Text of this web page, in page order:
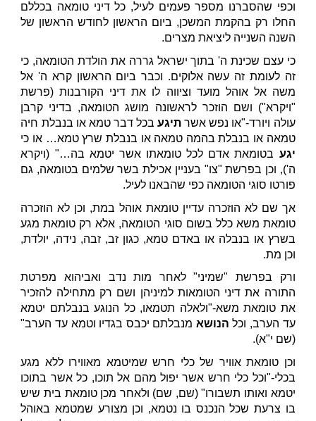
וכפי שהסברנו מספר פעמים לעיל, כל דיני טומאה בכללם
החלו רק בהקמת המשכן, ביום הראשון לחודש הראשון של
השנה השנייה ליציאת מצרים.
כי עצם שכינת ה' בתוך ישראל גררה את הולדת הטומאה, כי
זה לעומת זה עשה אלוקים. וכבר ביום הראשון קרא ה' אל
משה אל אוהל מועד וציווה לו את דיני הקורבנות (פרשת
"ויקרא") ושם הוזכר לראשונה מושג הטומאה, בדיני קרבן
עולה ויורד-"או נפש אשר תיגעבכל דבר טמא או בנבלת חיה
טמאה או בנבלת בהמה טמאה או בנבלת שרץ טמא… או כי
יגע בטומאת אדם לכל טומאתו אשר יטמא בה…" (ויקרא
ה'), וכן בפרשת "צו" בעניין אכילת בשר שלמים בטומאה, גם
פורטו סוגי הטומאה כפי שהבאנו לעיל.
אך שם לא הוזכרה עדיין טומאת אוהל במת, וכן לא הוזכרה
טומאת משא כלל בשום סוגי הטומאה, אלא רק טומאת מגע
בשרץ או בנבלה או באדם טמא, כגון זב, זבה, נידה, יולדת,
וכן מת.
ורק בפרשת "שמיני" לאחר מות נדב ואביהוא מפרטת
התורה את דיני הטומאות למיניהן ושם רק מתחילה להזכיר
את טומאת משא-"ולאלה תטמאו, כל הנוגע בנבלתם יטמא
עד הערב, וכל הנושא מנבלתם יכבס בגדיו וטמא עד הערב"
(שם י"א).
וכן טומאת אוויר של כלי חרש שמיטמא מאווירו ללא מגע
בכלי-"וכל כלי חרש אשר יפול מהם אל תוכו, כל אשר בתוכו
יטמא ואותו תשבורו" (שם, שם) ולאחר מכן טומאת בית שיש
בו צרעת שכל הנכנס בו נטמא, וכן מצורע שמטמא באוהל